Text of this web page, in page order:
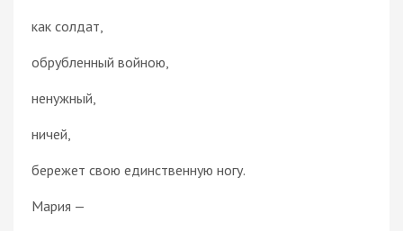
как солдат,
обрубленный войною,
ненужный,
ничей,
бережет свою единственную ногу.
Мария —